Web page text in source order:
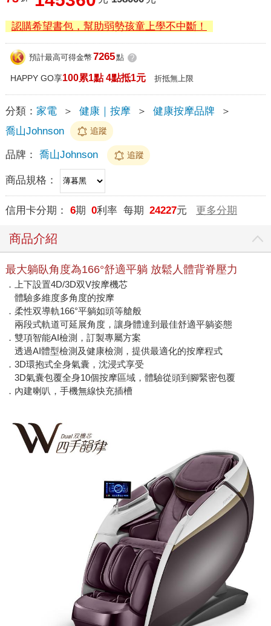
認購希望書包，幫助弱勢孩童上學不中斷！
預計最高可得金幣 7265點 ?
HAPPY GO享100累1點 4點抵1元 折抵無上限
分類： 家電 ＞ 健康｜按摩 ＞ 健康按摩品牌
＞
喬山Johnson
追蹤
品牌： 喬山Johnson 追蹤
商品規格：
信用卡分期： 6期 0利率 每期 24227元 更多分期
商品介紹
最大躺臥角度為166°舒適平躺 放鬆人體背脊壓力
．上下設置4D/3D双V按摩機芯
體驗多維度多角度的按摩
．柔性双導軌166°平躺如頭等艙般
兩段式軌道可延展角度，讓身體達到最佳舒適平躺姿態
．雙項智能AI檢測，訂製專屬方案
透過AI體型檢測及健康檢測，提供最適化的按摩程式
．3D環抱式全身氣囊，沈浸式享受
3D氣囊包覆全身10個按摩區域，體驗從頭到腳緊密包覆
．內建喇叭，手機無線快充插槽